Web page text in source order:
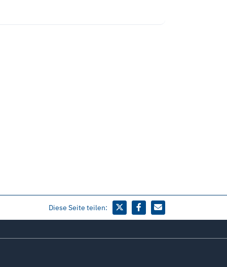
Diese Seite teilen: